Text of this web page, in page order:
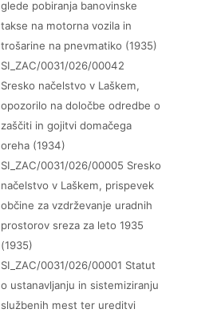
glede pobiranja banovinske
takse na motorna vozila in
trošarine na pnevmatiko (1935)
SI_ZAC/0031/026/00042
Sresko načelstvo v Laškem,
opozorilo na določbe odredbe o
zaščiti in gojitvi domačega
oreha (1934)
SI_ZAC/0031/026/00005 Sresko
načelstvo v Laškem, prispevek
občine za vzdrževanje uradnih
prostorov sreza za leto 1935
(1935)
SI_ZAC/0031/026/00001 Statut
o ustanavljanju in sistemiziranju
službenih mest ter ureditvi